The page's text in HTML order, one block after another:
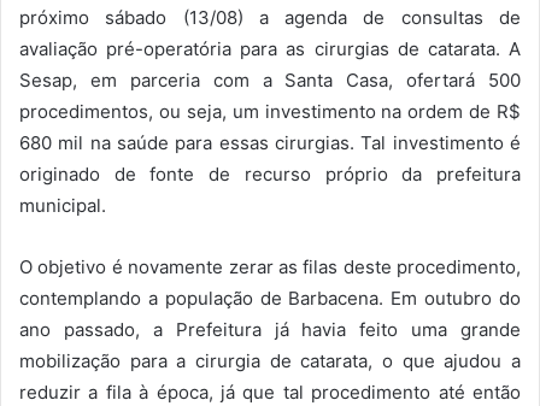
próximo sábado (13/08) a agenda de consultas de
avaliação pré-operatória para as cirurgias de catarata. A
Sesap, em parceria com a Santa Casa, ofertará 500
procedimentos, ou seja, um investimento na ordem de R$
680 mil na saúde para essas cirurgias. Tal investimento é
originado de fonte de recurso próprio da prefeitura
municipal.
O objetivo é novamente zerar as filas deste procedimento,
contemplando a população de Barbacena. Em outubro do
ano passado, a Prefeitura já havia feito uma grande
mobilização para a cirurgia de catarata, o que ajudou a
reduzir a fila à época, já que tal procedimento até então